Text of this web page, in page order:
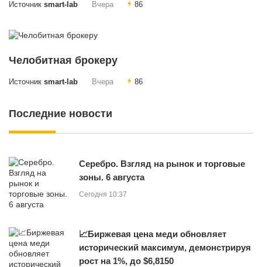
Источник smart-lab Вчера 86
Челобитная брокеру
Источник smart-lab Вчера 86
Последние новости
Серебро. Взгляд на рынок и торговые
зоны. 6 августа
Сегодня 10:37
📈Биржевая цена меди обновляет
исторический максимум, демонстрируя
рост на 1%, до $6,8150